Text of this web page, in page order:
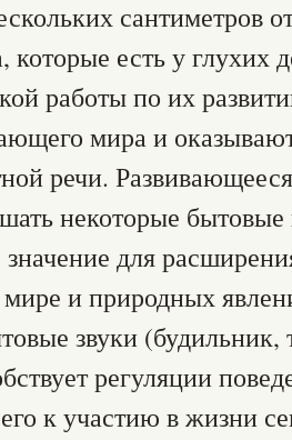
сантиметров
которые есть у глухих
работы по их
мира и
речи.
некоторые
для
и природных
звуки
регуляции
к участию в жизни